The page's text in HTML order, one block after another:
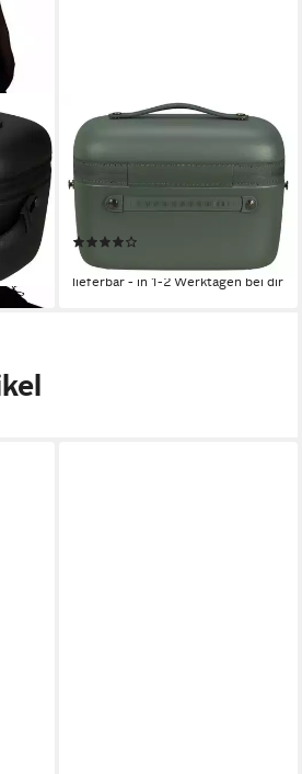
dir
SAMSONITE
Beautycase STACKD,
Kosmetiktasche
Reisekosmetiktasche Beauty-
Bag geräumig und praktisch
129,00 €
lieferbar - in 1-2 Werktagen bei dir